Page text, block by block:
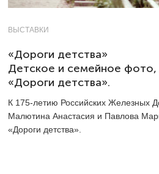
ВЫСТАВКИ
«Дороги детства»
Детское и семейное фото,
«Дороги детства».
К 175-летию Российских Железных
Малютина Анастасия и Павлова
«Дороги детства».